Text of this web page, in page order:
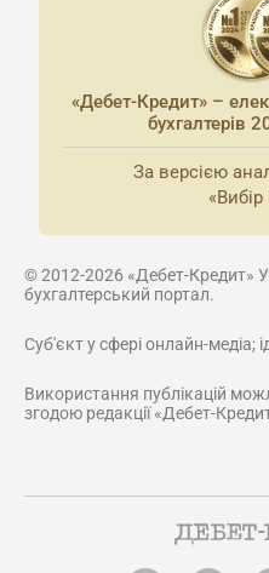
«Дебет-Кредит» –
бухгалтерів
За версією
© 2012-2026 «Дебет-Кредит»
бухгалтерський портал.
Суб'єкт у сфері онлайн-медіа;
Використання публікацій
згодою редакції «Дебет-